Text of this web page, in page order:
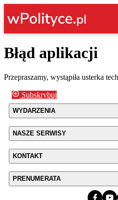
Błąd aplikacji
Przepraszamy, wystąpiła usterka
Subskrybuj
WYDARZENIA
NASZE SERWISY
KONTAKT
PRENUMERATA